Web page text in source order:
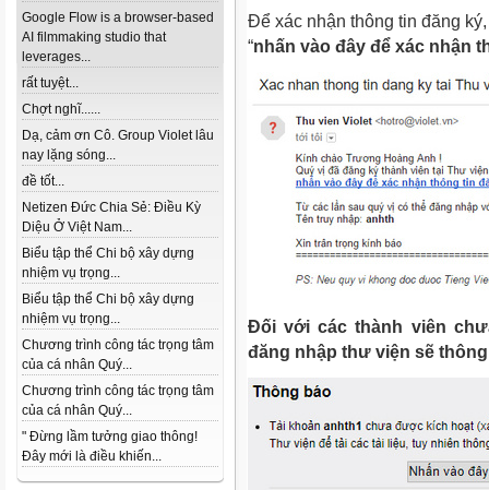
Google Flow is a browser-based
AI filmmaking studio that
leverages...
rất tuyệt...
Chợt nghĩ......
Dạ, cảm ơn Cô. Group Violet lâu
nay lặng sóng...
đề tốt...
Netizen Đức Chia Sẻ: Điều Kỳ
Diệu Ở Việt Nam...
Biểu tập thể Chi bộ xây dựng
nhiệm vụ trọng...
Biểu tập thể Chi bộ xây dựng
nhiệm vụ trọng...
Chương trình công tác trọng tâm
của cá nhân Quý...
Chương trình công tác trọng tâm
của cá nhân Quý...
" Đừng lầm tưởng giao thông!
Đây mới là điều khiến...
Để xác nhận thông tin đăng
“nhấn vào đây để xác nhận
Đối với các thành viên
đăng nhập thư viện sẽ